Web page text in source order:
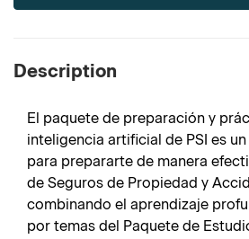
Description
El paquete de preparación y
inteligencia artificial de PSI es
para prepararte de manera
de Seguros de Propiedad y
combinando el aprendizaje
por temas del Paquete de